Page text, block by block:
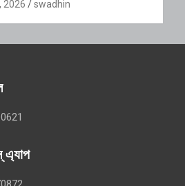
2026 swadhin
এ্যাপ